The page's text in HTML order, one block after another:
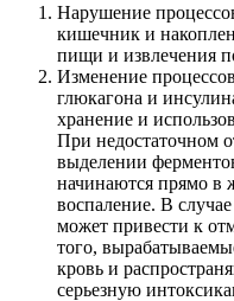
Нарушение
кишечник и
пищи и извлечения
Изменение
глюкагона и
хранение и
При недостаточном
выделении
начинаются прямо в
воспаление. В
может привести к
того,
кровь и
серьезную